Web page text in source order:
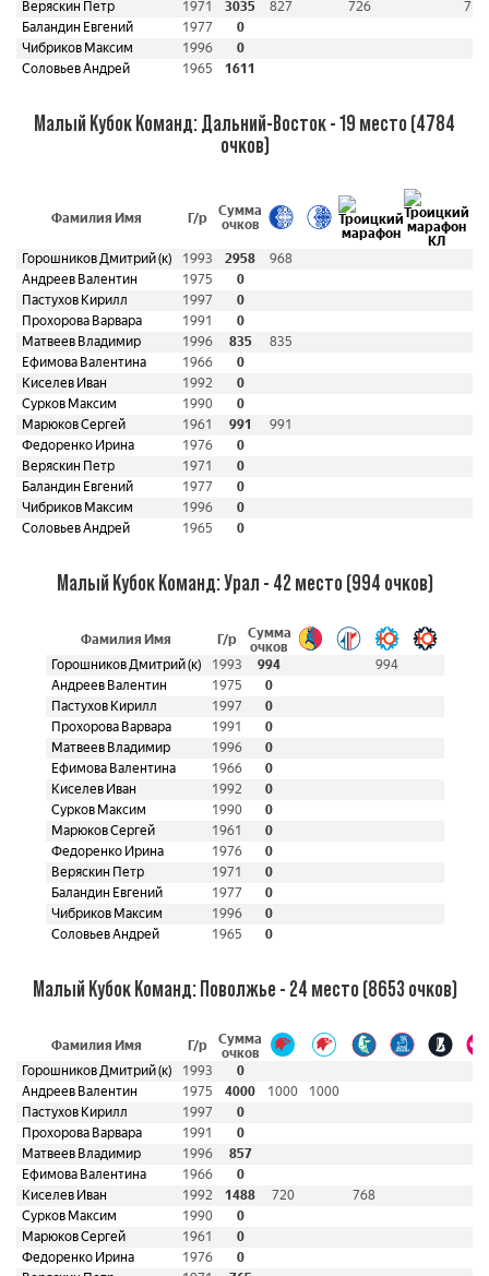
Веряскин Петр 1971 3035 827 726
717
Баландин Евгений
1977
0
Чибриков Максим
1996
0
Соловьев Андрей
1965 1611
Малый Кубок Команд: Дальний-Восток - 19 место (4784
очков)
Фамилия Имя Г/р
Сумма
очков
Горошников Дмитрий (к) 1993 2958 968
Андреев Валентин
1975
0
Пастухов Кирилл
1997
0
Прохорова Варвара
1991
0
Матвеев Владимир
1996 835
835
Ефимова Валентина
1966
0
Киселев Иван
1992
0
Сурков Максим
1990
0
Марюков Сергей
1961 991
991
Федоренко Ирина
1976
0
Веряскин Петр
1971
0
Баландин Евгений
1977
0
Чибриков Максим
1996
0
Соловьев Андрей
1965 0
Малый Кубок Команд: Урал - 42 место (994 очков)
Фамилия Имя Г/р
Сумма
очков
Горошников Дмитрий (к)
1993 994
994
Андреев Валентин
1975
0
Пастухов Кирилл
1997
0
Прохорова Варвара
1991
0
Матвеев Владимир
1996
0
Ефимова Валентина
1966
0
Киселев Иван
1992
0
Сурков Максим
1990
0
Марюков Сергей
1961
0
Федоренко Ирина
1976
0
Веряскин Петр
1971
0
Баландин Евгений
1977
0
Чибриков Максим
1996
0
Соловьев Андрей
1965 0
Малый Кубок Команд: Поволжье - 24 место (8653 очков)
Фамилия Имя Г/р
Сумма
очков
Горошников Дмитрий (к)
1993
0
Андреев Валентин
1975 4000 1000
1000
Пастухов Кирилл
1997
0
Прохорова Варвара
1991
0
Матвеев Владимир
1996
857
Ефимова Валентина
1966
0
Киселев Иван
1992 1488 720
768
Сурков Максим
1990
0
Марюков Сергей
1961
0
Федоренко Ирина
1976
0